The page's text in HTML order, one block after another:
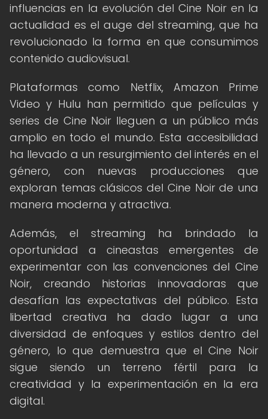
influencias en la evolución del Cine Noir en la
actualidad es el auge del streaming, que ha
revolucionado la forma en que consumimos
contenido audiovisual.
Plataformas como Netflix, Amazon Prime
Video y Hulu han permitido que películas y
series de Cine Noir lleguen a un público más
amplio en todo el mundo. Esta accesibilidad
ha llevado a un resurgimiento del interés en el
género, con nuevas producciones que
exploran temas clásicos del Cine Noir de una
manera moderna y atractiva.
Además, el streaming ha brindado la
oportunidad a cineastas emergentes de
experimentar con las convenciones del Cine
Noir, creando historias innovadoras que
desafían las expectativas del público. Esta
libertad creativa ha dado lugar a una
diversidad de enfoques y estilos dentro del
género, lo que demuestra que el Cine Noir
sigue siendo un terreno fértil para la
creatividad y la experimentación en la era
digital.